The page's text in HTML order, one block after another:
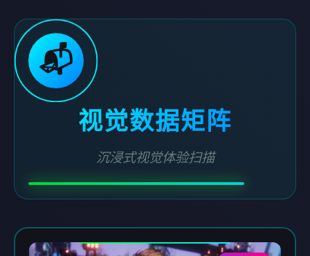
📬
视觉数据矩阵
沉浸式视觉体验扫描